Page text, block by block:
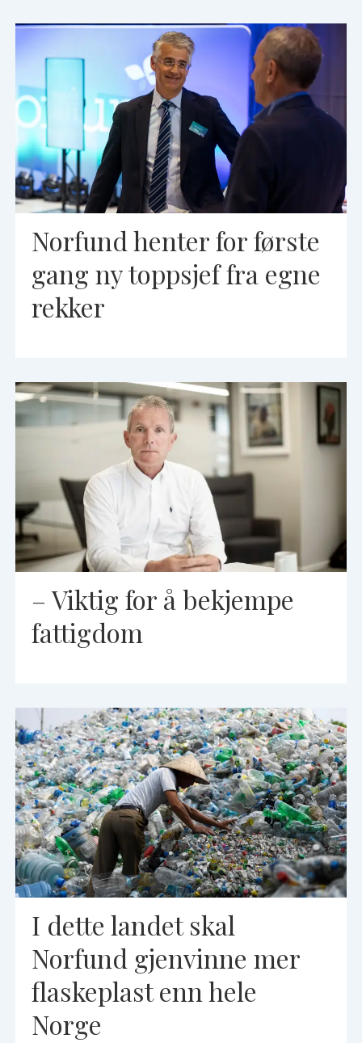
Norfund henter for første
gang ny toppsjef fra egne
rekker
– Viktig for å bekjempe
fattigdom
I dette landet skal
Norfund gjenvinne mer
flaskeplast enn hele
Norge